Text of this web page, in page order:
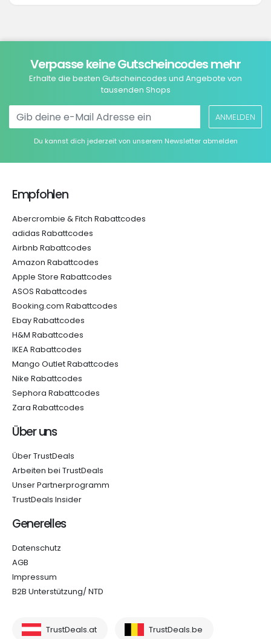
Verpasse keine Gutscheincodes mehr
Erhalte die besten Gutscheincodes und Angebote von
tausenden Shops
ANMELDEN
Du kannst dich jederzeit von unserem Newsletter abmelden
Empfohlen
Abercrombie & Fitch Rabattcodes
adidas Rabattcodes
Airbnb Rabattcodes
Amazon Rabattcodes
Apple Store Rabattcodes
ASOS Rabattcodes
Booking.com Rabattcodes
Ebay Rabattcodes
H&M Rabattcodes
IKEA Rabattcodes
Mango Outlet Rabattcodes
Nike Rabattcodes
Sephora Rabattcodes
Zara Rabattcodes
Über uns
Über TrustDeals
Arbeiten bei TrustDeals
Unser Partnerprogramm
TrustDeals Insider
Generelles
Datenschutz
AGB
Impressum
B2B Unterstützung/ NTD
TrustDeals.at TrustDeals.be